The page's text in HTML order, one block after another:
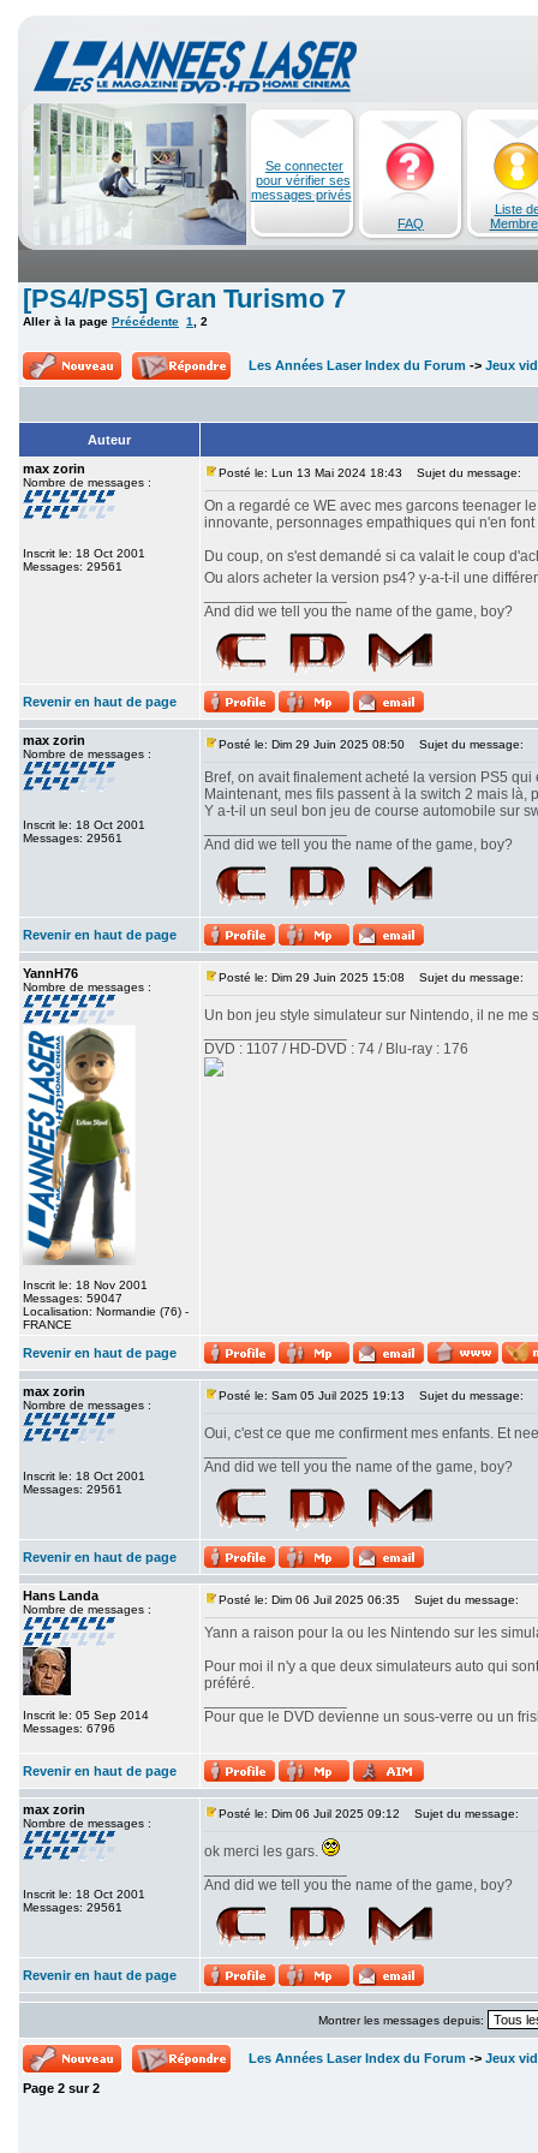
Se connecter
pour vérifier ses
messages privés
FAQ
Liste
[PS4/PS5] Gran Turismo 7
Aller à la page Précédente 1 2
Les Années Laser Index du Forum -> Jeux
Auteur
max zorin
Nombre de messages :
Inscrit le: 18 Oct 2001
Messages: 29561
Posté le: Lun 13 Mai 2024 18:43 Sujet du message:
On a regardé ce WE avec mes garcons teenager
innovante, personnages empathiques qui n'en
Du coup, on s'est demandé si ca valait le coup
Ou alors acheter la version ps4? y-a-t-il une
And did we tell you the name of the game, boy?
Revenir en haut de page
max zorin
Nombre de messages :
Inscrit le: 18 Oct 2001
Messages: 29561
Posté le: Dim 29 Juin 2025 08:50 Sujet du message:
Bref, on avait finalement acheté la version PS5
Maintenant, mes fils passent à la switch 2 mais là,
Y a-t-il un seul bon jeu de course automobile sur
And did we tell you the name of the game, boy?
Revenir en haut de page
YannH76
Nombre de messages :
Inscrit le: 18 Nov 2001
Messages: 59047
Localisation: Normandie (76) -
FRANCE
Posté le: Dim 29 Juin 2025 15:08 Sujet du message:
Un bon jeu style simulateur sur Nintendo, il ne me
DVD : 1107 / HD-DVD : 74 / Blu-ray : 176
Revenir en haut de page
max zorin
Nombre de messages :
Inscrit le: 18 Oct 2001
Messages: 29561
Posté le: Sam 05 Juil 2025 19:13 Sujet du message:
Oui, c'est ce que me confirment mes enfants. Et
And did we tell you the name of the game, boy?
Revenir en haut de page
Hans Landa
Nombre de messages :
Inscrit le: 05 Sep 2014
Messages: 6796
Posté le: Dim 06 Juil 2025 06:35 Sujet du message:
Yann a raison pour la ou les Nintendo sur les
Pour moi il n'y a que deux simulateurs auto qui
préféré.
Pour que le DVD devienne un sous-verre ou un
Revenir en haut de page
max zorin
Nombre de messages :
Inscrit le: 18 Oct 2001
Messages: 29561
Posté le: Dim 06 Juil 2025 09:12 Sujet du message:
ok merci les gars.
And did we tell you the name of the game, boy?
Revenir en haut de page
Montrer les messages depuis:
Les Années Laser Index du Forum -> Jeux
Page 2 sur2